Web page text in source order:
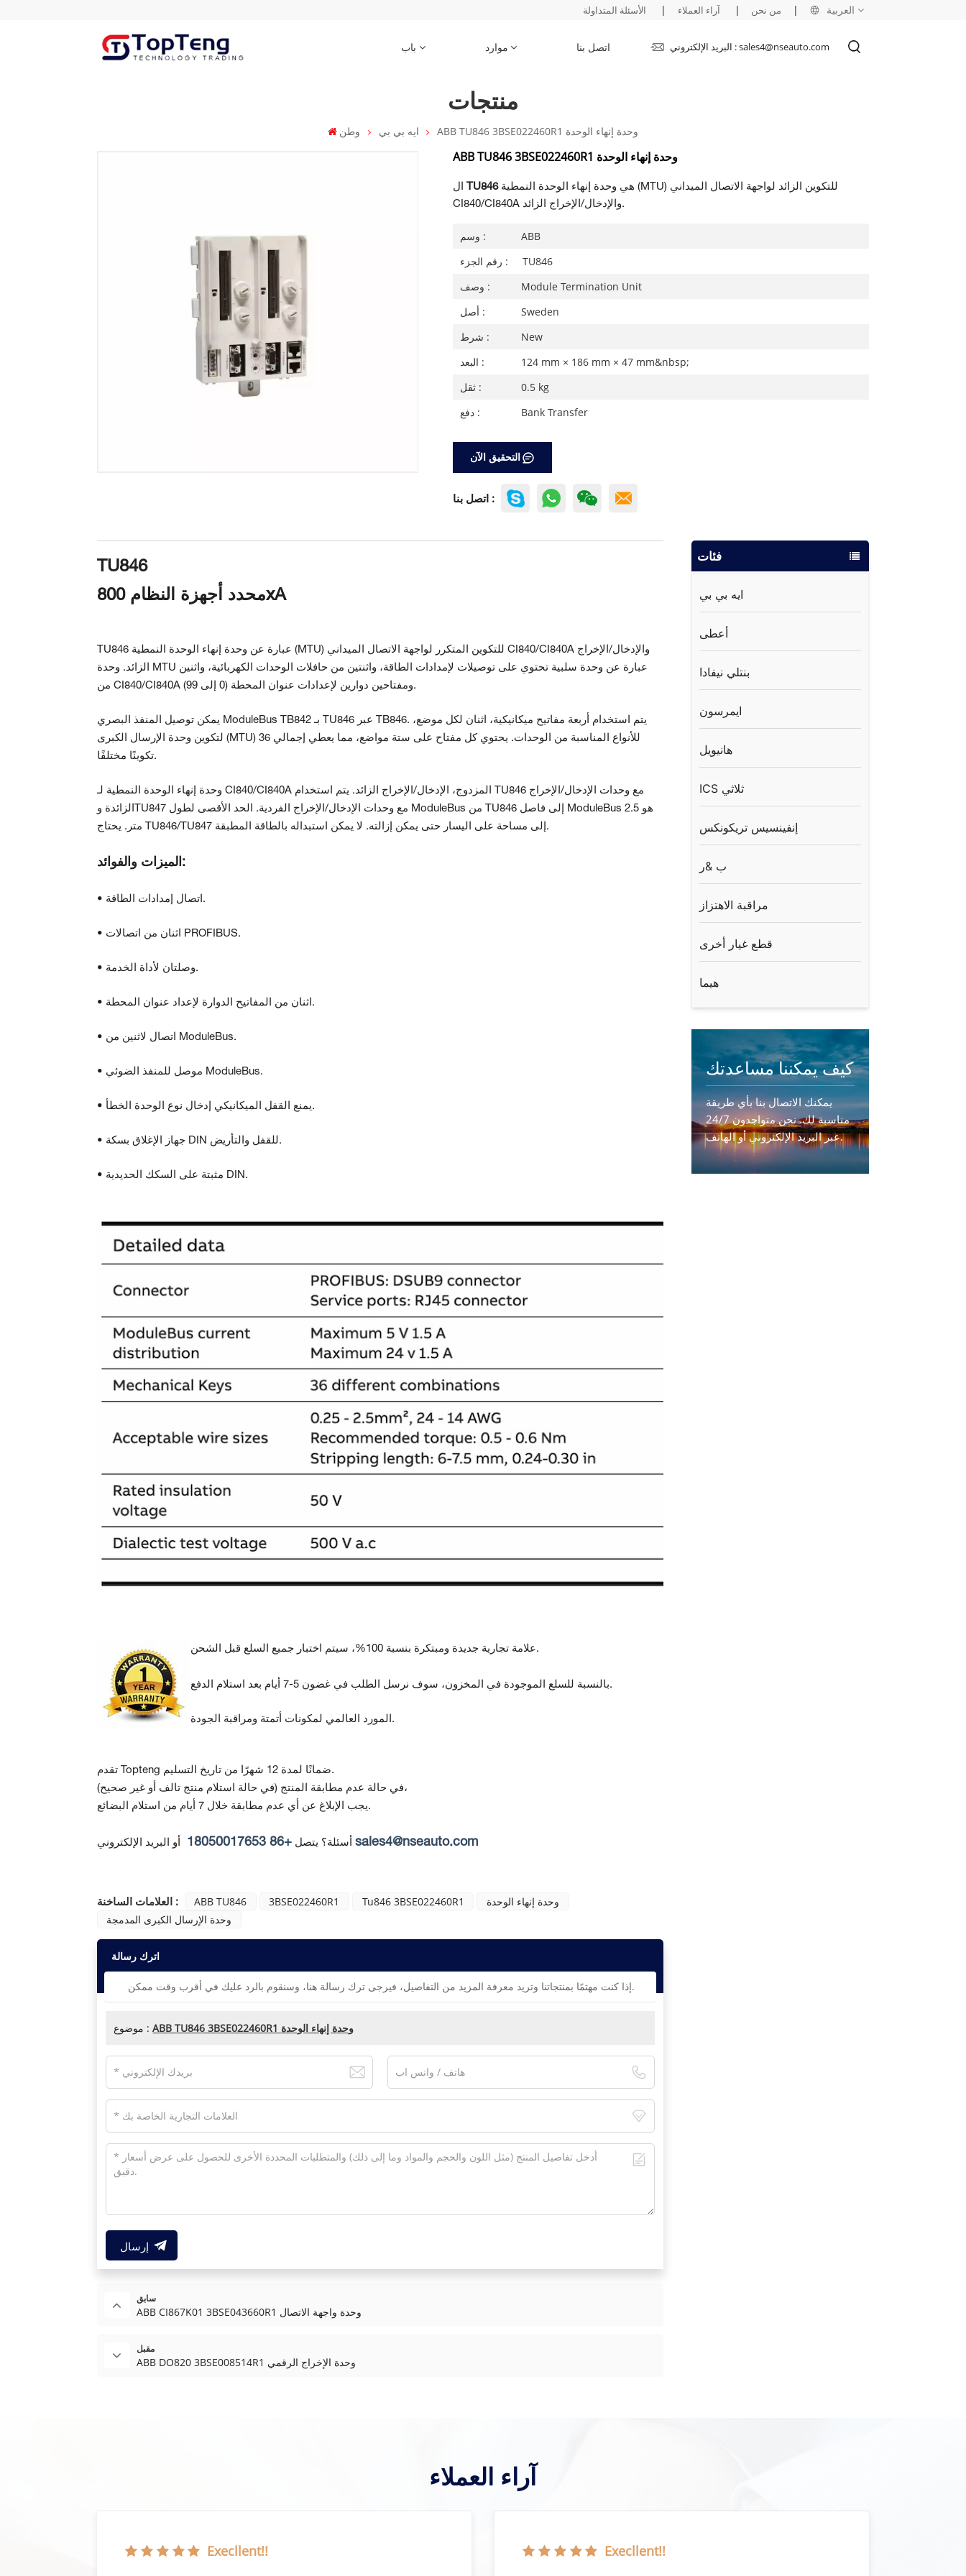
العربية من نحن | آراء العملاء | الأسئلة المتداولة |
باب موارد اتصل بنا البريد الإلكتروني : sales4@nseauto.com
منتجات
وطن ايه بي بي ABB TU846 3BSE022460R1 وحدة إنهاء الوحدة
ABB TU846 3BSE022460R1 وحدة إنهاء الوحدة
TU846هي وحدة إنهاء الوحدة النمطية (MTU) للتكوين الزائد لواجهة الاتصال الميداني
CI840/CI840A والإدخال/الإخراج الزائد.
وسم :
ABB
رقم الجزء :
TU846
وصف :
Module Termination Unit
أصل :
Sweden
شرط :
New
البعد :
124 mm × 186 mm × 47 mm&nbsp;
ثقل :
0.5 kg
دفع :
Bank Transfer
التحقيق الآن
اتصل بنا :
فئات
ايه بي بي
أعطى
بنتلي نيفادا
ايمرسون
هانيويل
ICS ثلاثي
إنفينسيس تريكونكس
ب &ر
مراقبة الاهتزاز
قطع غيار أخرى
هيما
كيف يمكننا مساعدتك
يمكنك الاتصال بنا بأي طريقة
مناسبة لك. نحن متواجدون 24/7
عبر البريد الإلكتروني أو الهاتف.
اتصل بنا
TU846
محدد أجهزة النظام 800xA
TU846 عبارة عن وحدة إنهاء الوحدة النمطية (MTU) للتكوين المتكرر لواجهة الاتصال الميداني CI840/CI840A والإدخال/الإخراج
الزائد. وحدة MTU عبارة عن وحدة سلبية تحتوي على توصيلات لإمدادات الطاقة، واثنتين من حافلات الوحدات الكهربائية، واثنين
من CI840/CI840A ومفتاحين دوارين لإعدادات عنوان المحطة (0 إلى 99).
يمكن توصيل المنفذ البصري ModuleBus TB842 بـ TU846 عبر TB846. يتم استخدام أربعة مفاتيح ميكانيكية، اثنان لكل موضع،
لتكوين وحدة الإرسال الكبرى (MTU) للأنواع المناسبة من الوحدات. يحتوي كل مفتاح على ستة مواضع، مما يعطي إجمالي 36
تكوينًا مختلفًا.
وحدة إنهاء الوحدة النمطية لـ CI840/CI840A المزدوج، الإدخال/الإخراج الزائد. يتم استخدام TU846 مع وحدات الإدخال/الإخراج
الزائدة وTU847 مع وحدات الإدخال/الإخراج الفردية. الحد الأقصى لطول ModuleBus من TU846 إلى فاصل ModuleBus هو 2.5
متر. يحتاج TU846/TU847 إلى مساحة على اليسار حتى يمكن إزالته. لا يمكن استبداله بالطاقة المطبقة.
الميزات والفوائد:
• اتصال إمدادات الطاقة.
• اثنان من اتصالات PROFIBUS.
• وصلتان لأداة الخدمة.
• اثنان من المفاتيح الدوارة لإعداد عنوان المحطة.
• اتصال لاثنين من ModuleBus.
• موصل للمنفذ الضوئي ModuleBus.
• يمنع القفل الميكانيكي إدخال نوع الوحدة الخطأ.
• جهاز الإغلاق بسكة DIN للقفل والتأريض.
• مثبتة على السكك الحديدية DIN.
علامة تجارية جديدة ومبتكرة بنسبة 100%، سيتم اختبار جميع السلع قبل الشحن.
بالنسبة للسلع الموجودة في المخزون، سوف نرسل الطلب في غضون 5-7 أيام بعد استلام الدفع.
المورد العالمي لمكونات أتمتة ومراقبة الجودة.
تقدم Topteng ضمانًا لمدة 12 شهرًا من تاريخ التسليم.
في حالة عدم مطابقة المنتج(في حالة استلام منتج تالف أو غير صحيح)،
يجب الإبلاغ عن أي عدم مطابقة خلال 7 أيام من استلام البضائع.
أسئلة؟ يتصل+86 18050017653 أو البريد الإلكتروني sales4@nseauto.com
العلامات الساخنة : ABB TU846 3BSE022460R1 Tu846 3BSE022460R1
وحدة إنهاء الوحدة
وحدة الإرسال الكبرى المدمجة
اترك رسالة
إذا كنت مهتمًا بمنتجاتنا وتريد معرفة المزيد من التفاصيل، فيرجى ترك رسالة هنا، وسنقوم بالرد عليك في أقرب وقت ممكن.
موضوع : ABB TU846 3BSE022460R1 وحدة إنهاء الوحدة
إرسال
سابق
ABB CI867K01 3BSE043660R1 وحدة واجهة الاتصال
مقبل
ABB DO820 3BSE008514R1 وحدة الإخراج الرقمي
آراء العملاء
Execllent!! Execllent!!